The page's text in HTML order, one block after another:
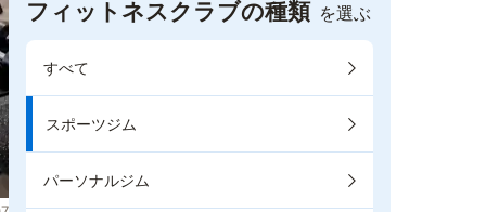
フィットネスクラブの種類 を選ぶ
すべて
スポーツジム
パーソナルジム